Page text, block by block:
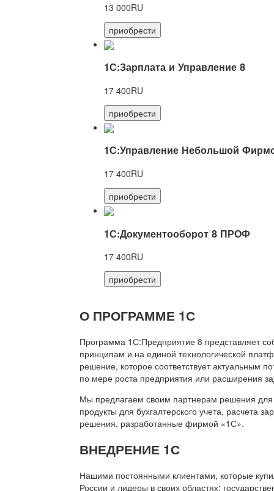
13 000RU
приобрести
1С:Зарплата и Управление 8
17 400RU
приобрести
1С:Управление Небольшой
17 400RU
приобрести
1С:Документооборот 8 ПРОФ
17 400RU
приобрести
О ПРОГРАММЕ 1С
Программа 1С:Предприятие 8 представляет
принципам и на единой технологической
решение, которое соответствует актуальным
по мере роста предприятия или расширения
Мы предлагаем своим партнерам решения для
продукты для бухгалтерского учета, расчета
решения, разработанные фирмой «1С».
ВНЕДРЕНИЕ 1С
Нашими постоянными клиентами, которые
России и лидеры в своих областях: